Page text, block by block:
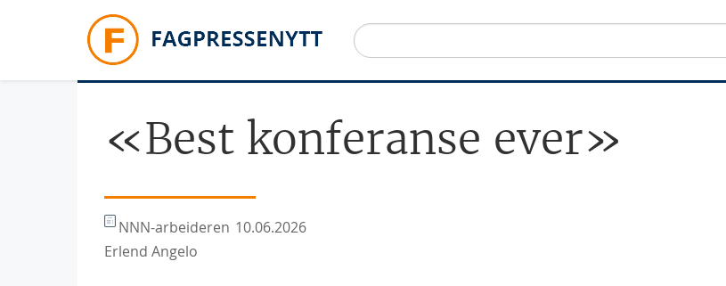
«Best konferanse ever»
NNN-arbeideren 10.06.2026
Erlend Angelo